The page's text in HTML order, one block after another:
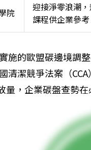
迎接淨零浪潮
課程供企業參
施的歐盟碳邊境調
清潔競爭法案（
量，企業碳盤查勢在